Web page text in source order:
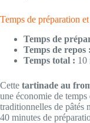
Temps de préparation
Temps de
Temps de repos :
Temps total : 10
Cette tartinade au
une économie de
traditionnelles de pâtés
40 minutes de